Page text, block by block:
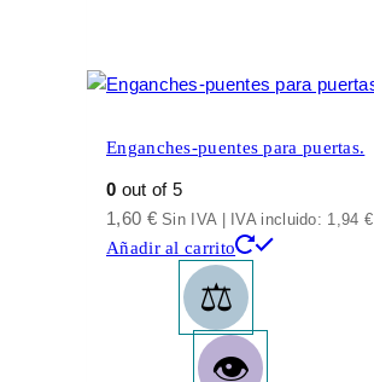
Enganches-puentes para puertas.
0 out of 5
1,60 € Sin IVA | IVA incluido: 1,94 €
Añadir al carrito